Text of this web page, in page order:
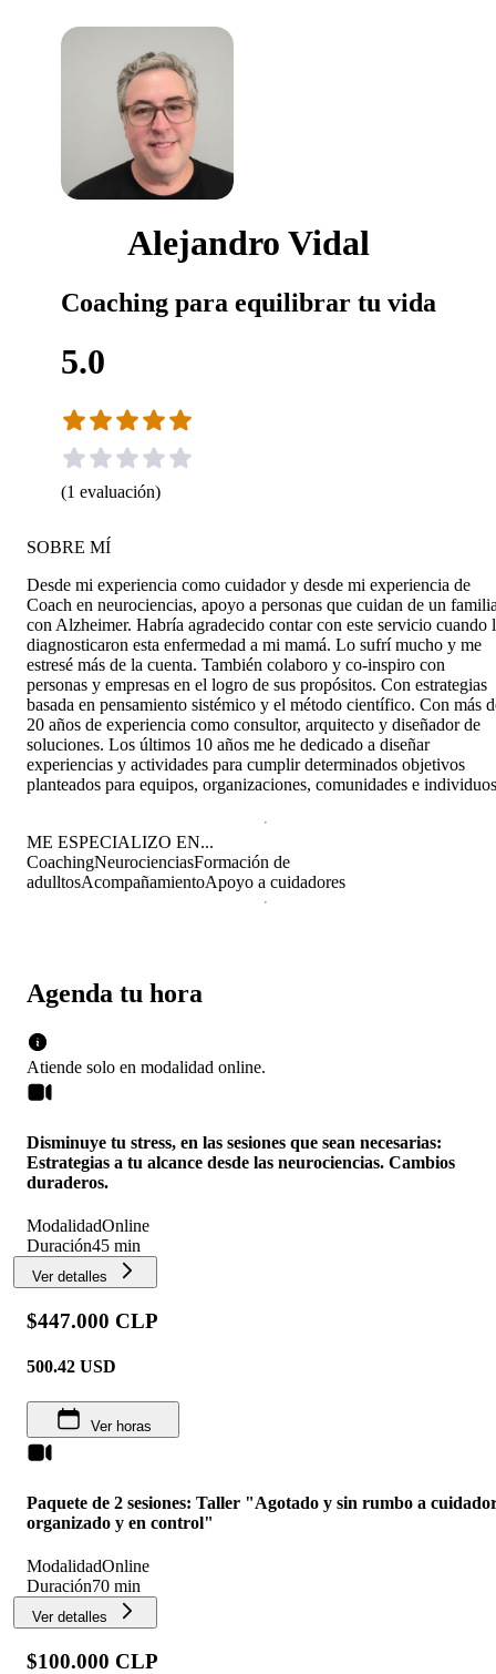
Alejandro Vidal
Coaching para equilibrar tu vida
5.0
(1 evaluación)
Agenda tu hora
Atiende solo en modalidad online.
Disminuye tu stress, en las sesiones que sean necesarias:
Estrategias a tu alcance desde las neurociencias. Cambios
duraderos.
ModalidadOnline
Duración45 min
Ver detalles
$447.000 CLP
500.42 USD
Ver horas
Paquete de 2 sesiones: Taller "Agotado y sin rumbo a
organizado y en control"
ModalidadOnline
Duración70 min
Ver detalles
$100.000 CLP
SOBRE MÍ
Desde mi experiencia como cuidador y desde mi experiencia de
Coach en neurociencias, apoyo a personas que cuidan de un
con Alzheimer. Habría agradecido contar con este servicio cuando
diagnosticaron esta enfermedad a mi mamá. Lo sufrí mucho y me
estresé más de la cuenta. También colaboro y co-inspiro con
personas y empresas en el logro de sus propósitos. Con estrategias
basada en pensamiento sistémico y el método científico. Con más
20 años de experiencia como consultor, arquitecto y diseñador de
soluciones. Los últimos 10 años me he dedicado a diseñar
experiencias y actividades para cumplir determinados objetivos
planteados para equipos, organizaciones, comunidades e
ME ESPECIALIZO EN...
CoachingNeurocienciasFormación de
adulltosAcompañamientoApoyo a cuidadores